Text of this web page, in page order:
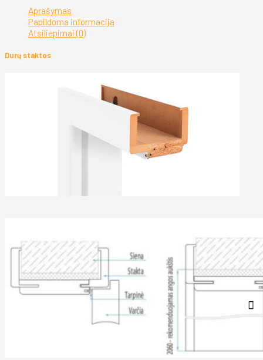
Aprašymas
Papildoma informacija
Atsiliepimai (0)
Durų staktos